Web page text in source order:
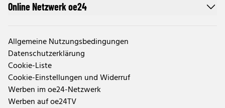
Online Netzwerk oe24
Allgemeine Nutzungsbedingungen
Datenschutzerklärung
Cookie-Liste
Cookie-Einstellungen und Widerruf
Werben im oe24-Netzwerk
Werben auf oe24TV